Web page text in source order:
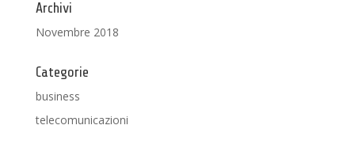
Archivi
Novembre 2018
Categorie
business
telecomunicazioni